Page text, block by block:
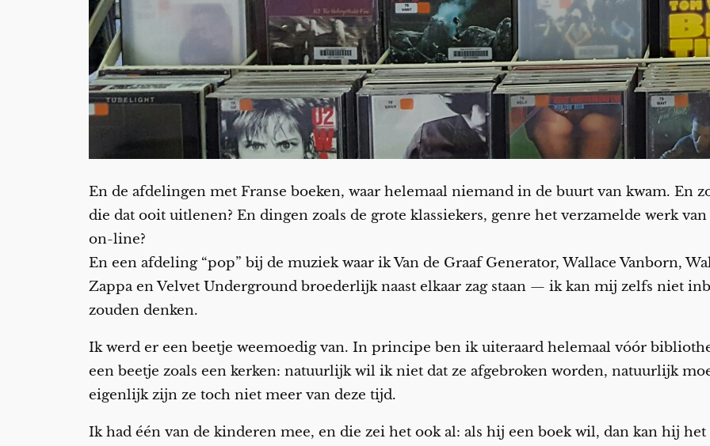
En de afdelingen met Franse boeken, waar helemaal niemand in de buurt van kwam. En
die dat ooit uitlenen? En dingen zoals de grote klassiekers, genre het verzamelde werk
on-line?
En een afdeling “pop” bij de muziek waar ik Van de Graaf Generator, Wallace Vanborn,
Zappa en Velvet Underground broederlijk naast elkaar zag staan — ik kan mij zelfs niet
zouden denken.
Ik werd er een beetje weemoedig van. In principe ben ik uiteraard helemaal vóór
een beetje zoals een kerken: natuurlijk wil ik niet dat ze afgebroken worden, natuurlijk
eigenlijk zijn ze toch niet meer van deze tijd.
Ik had één van de kinderen mee, en die zei het ook al: als hij een boek wil, dan kan hij